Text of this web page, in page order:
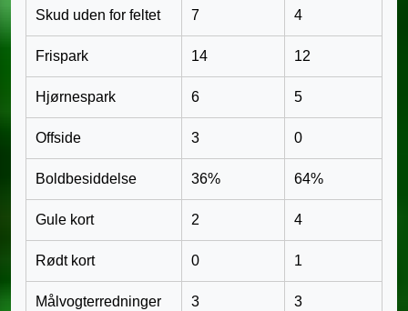
Skud uden for feltet 7 4
Frispark 14 12
Hjørnespark 6 5
Offside 3 0
Boldbesiddelse 36% 64%
Gule kort 2 4
Rødt kort 0 1
Målvogterredninger 3 3